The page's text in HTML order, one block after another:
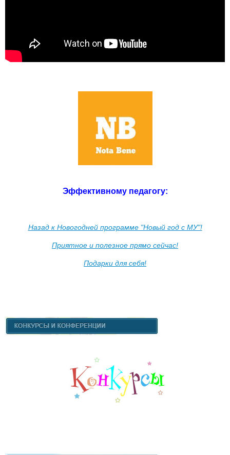
Эффективному педагогу:
Назад к Новогодней программе "Новый год с МУ"!
Приятное и полезное прямо сейчас!
Подарки для себя!